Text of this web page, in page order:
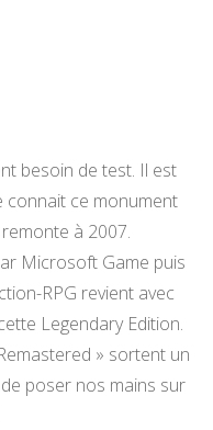
besoin de test. Il est
connait ce monument
à 2007.
Microsoft Game puis
RPG revient avec
Legendary Edition.
» sortent un
poser nos mains sur